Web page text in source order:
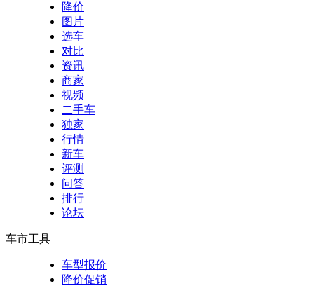
降价
图片
选车
对比
资讯
商家
视频
二手车
独家
行情
新车
评测
问答
排行
论坛
车市工具
车型报价
降价促销